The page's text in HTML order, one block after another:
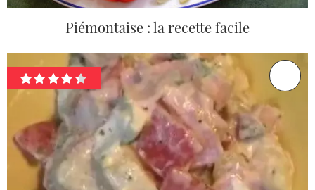
Piémontaise : la recette facile